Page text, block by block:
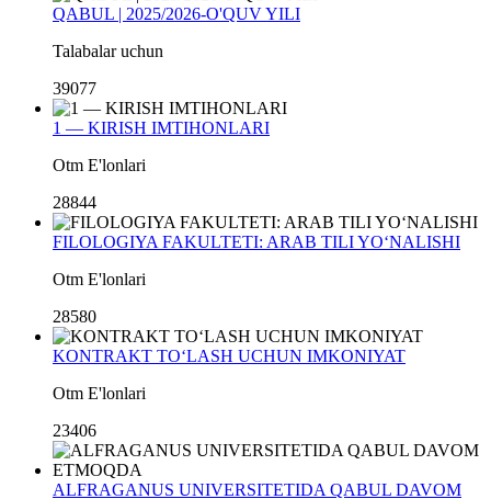
QABUL | 2025/2026-O'QUV YILI
Talabalar uchun
39077
1 — KIRISH IMTIHONLARI
Otm E'lonlari
28844
FILOLOGIYA FAKULTETI: ARAB TILI YO‘NALISHI
Otm E'lonlari
28580
KONTRAKT TO‘LASH UCHUN IMKONIYAT
Otm E'lonlari
23406
ALFRAGANUS UNIVERSITETIDA QABUL DAVOM